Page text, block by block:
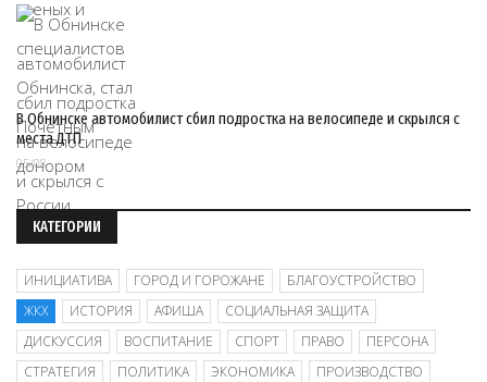
В Обнинске автомобилист сбил подростка на велосипеде и скрылся с
места ДТП
05/08
КАТЕГОРИИ
ИНИЦИАТИВА ГОРОД И ГОРОЖАНЕ
БЛАГОУСТРОЙСТВО
ЖКХ
ИСТОРИЯ АФИША
СОЦИАЛЬНАЯ ЗАЩИТА
ДИСКУССИЯ
ВОСПИТАНИЕ СПОРТ ПРАВО
ПЕРСОНА
СТРАТЕГИЯ
ПОЛИТИКА ЭКОНОМИКА
ПРОИЗВОДСТВО